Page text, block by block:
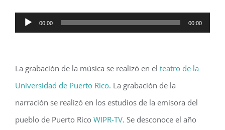
Audio
00:00 00:00
La grabación de la música se realizó en el teatro de la
Universidad de Puerto Rico. La grabación de la
narración se realizó en los estudios de la emisora del
pueblo de Puerto Rico WIPR-TV. Se desconoce el año